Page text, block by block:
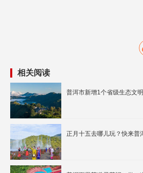
相关阅读
普洱市新增1个省级生态文
正月十五去哪儿玩？快来普